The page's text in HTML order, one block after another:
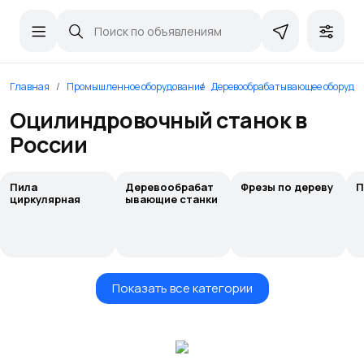
Главная Промышленное оборудование Деревообрабатывающее
Оцилиндровочный станок в
России
Пила
циркулярная
Деревообрабат
ывающие станки
Фрезы по дереву
Показать все категории